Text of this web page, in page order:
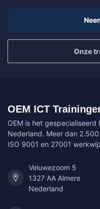
Onze
OEM ICT
OEM is het
Nederland. Meer dan
ISO 9001 en 27001
Veluwezoom 5
1327 AA Almere
Nederland